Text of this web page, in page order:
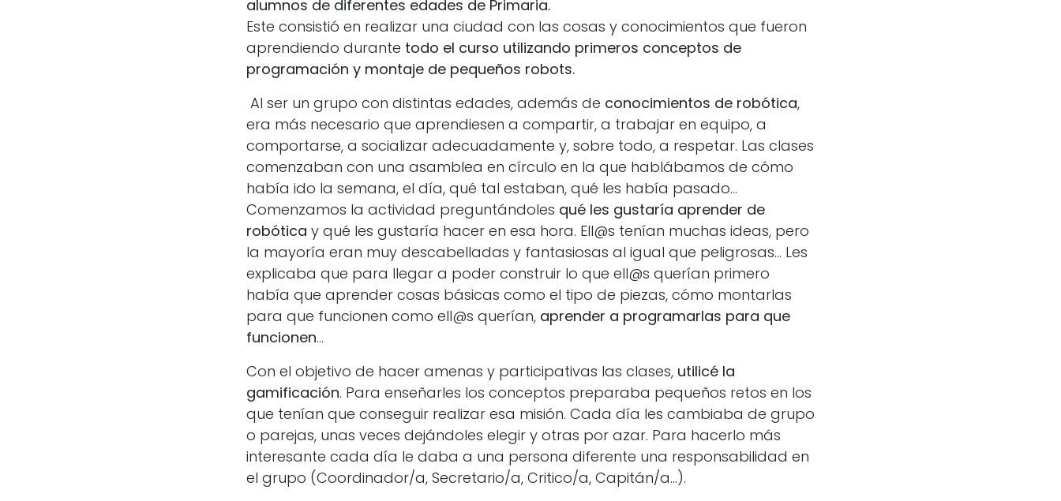
alumnos de diferentes edades de Primaria.
Este consistió en realizar una ciudad con las cosas y conocimientos que fueron
aprendiendo durante todo el curso utilizando primeros conceptos de
programación y montaje de pequeños robots.
Al ser un grupo con distintas edades, además de conocimientos de robótica,
era más necesario que aprendiesen a compartir, a trabajar en equipo, a
comportarse, a socializar adecuadamente y, sobre todo, a respetar. Las clases
comenzaban con una asamblea en círculo en la que hablábamos de cómo
había ido la semana, el día, qué tal estaban, qué les había pasado...
Comenzamos la actividad preguntándoles qué les gustaría aprender de
robótica y qué les gustaría hacer en esa hora. Ell@s tenían muchas ideas, pero
la mayoría eran muy descabelladas y fantasiosas al igual que peligrosas... Les
explicaba que para llegar a poder construir lo que ell@s querían primero
había que aprender cosas básicas como el tipo de piezas, cómo montarlas
para que funcionen como ell@s querían, aprender a programarlas para que
funcionen...
Con el objetivo de hacer amenas y participativas las clases, utilicé la
gamificación. Para enseñarles los conceptos preparaba pequeños retos en los
que tenían que conseguir realizar esa misión. Cada día les cambiaba de grupo
o parejas, unas veces dejándoles elegir y otras por azar. Para hacerlo más
interesante cada día le daba a una persona diferente una responsabilidad en
el grupo (Coordinador/a, Secretario/a, Critico/a, Capitán/a…).